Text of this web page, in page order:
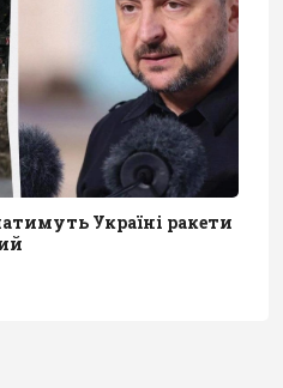
Україні ракети